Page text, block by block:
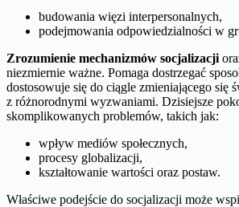
budowania więzi interpersonalnych,
podejmowania odpowiedzialności w
Zrozumienie mechanizmów socjalizacji
niezmiernie ważne. Pomaga dostrzegać
dostosowuje się do ciągle zmieniającego się
z różnorodnymi wyzwaniami. Dzisiejsze
skomplikowanych problemów, takich jak:
wpływ mediów społecznych,
procesy globalizacji,
kształtowanie wartości oraz postaw.
Właściwe podejście do socjalizacji może